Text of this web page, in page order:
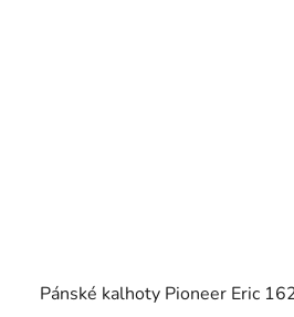
Pánské kalhoty Pioneer Eric